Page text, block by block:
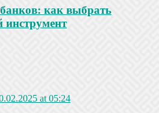
как выбрать
at 05:24